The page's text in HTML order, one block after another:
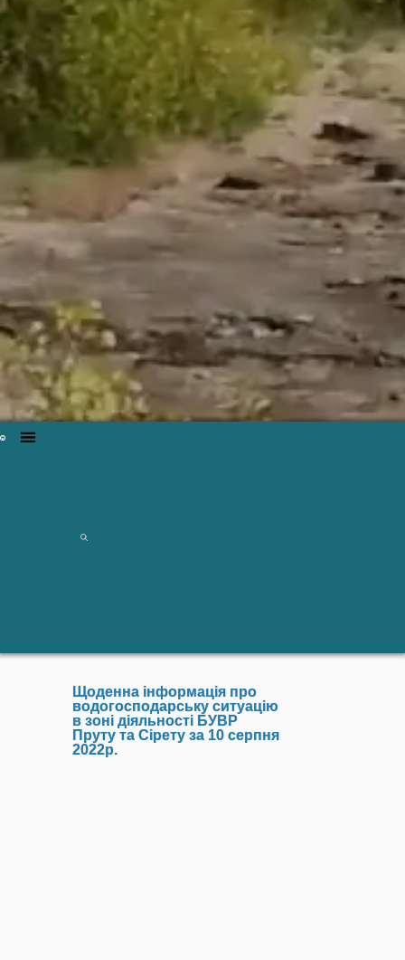
Щоденна інформація про
водогосподарську ситуацію
в зоні діяльності БУВР
Пруту та Сірету за 10 серпня
2022р.